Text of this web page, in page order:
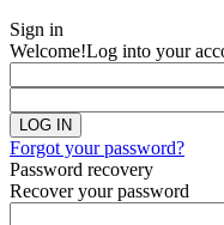
Sign in
Welcome!Log into your
Forgot your password?
Password recovery
Recover your password